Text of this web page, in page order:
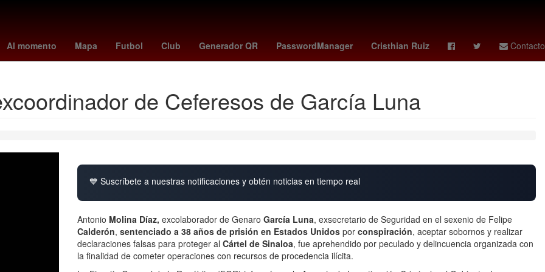
Al momento Mapa Futbol Club Generador QR PasswordManager Cristhian Ruiz Contacto
murakami celtics - raptors UEFA Europa League osasuna misa domingo de pascua Lewis Hamilton raptors - celtics
de Ceferesos de García Luna
💙 Suscríbete a nuestras notificaciones y obtén noticias en tiempo real
Antonio Molina Díaz, excolaborador de Genaro García Luna, exsecretario de Seguridad en el sexenio de Felipe
Calderón, sentenciado a 38 años de prisión en Estados Unidos por conspiración, aceptar sobornos y realizar
declaraciones falsas para proteger al Cártel de Sinaloa, fue aprehendido por peculado y delincuencia organizada con
la finalidad de cometer operaciones con recursos de procedencia ilícita.